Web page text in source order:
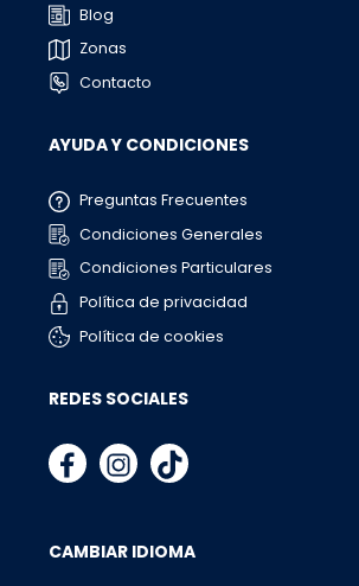
Blog
Zonas
Contacto
AYUDA Y CONDICIONES
Preguntas Frecuentes
Condiciones Generales
Condiciones Particulares
Política de privacidad
Política de cookies
REDES SOCIALES
CAMBIAR IDIOMA